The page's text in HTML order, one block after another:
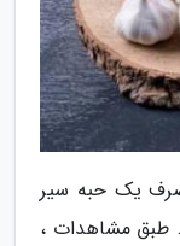
یک حبه سیر
طبق مشاهدات ،